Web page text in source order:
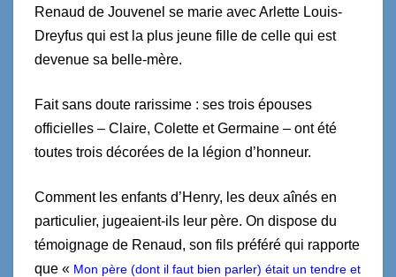
Renaud de Jouvenel se marie avec Arlette Louis-
Dreyfus qui est la plus jeune fille de celle qui est
devenue sa belle-mère.
Fait sans doute rarissime : ses trois épouses
officielles – Claire, Colette et Germaine – ont été
toutes trois décorées de la légion d’honneur.
Comment les enfants d’Henry, les deux aînés en
particulier, jugeaient-ils leur père. On dispose du
témoignage de Renaud, son fils préféré qui rapporte
que « Mon père (dont il faut bien parler) était un tendre et